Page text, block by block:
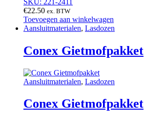
SKU: 221-2411
€22.50 ex. BTW
Toevoegen aan winkelwagen
Aansluitmaterialen, Lasdozen
Conex Gietmofpakket
Aansluitmaterialen, Lasdozen
Conex Gietmofpakket